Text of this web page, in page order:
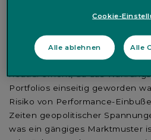
Länder kaum Wirkung zeigte.
Vor diesem Hintergrund haben
Engagement in der
neutral erhöht, da das
Portfolios einseitig geworden
Risiko von Performance-
Zeiten geopolitischer
was ein gängiges Marktmuster
Cookie-
Alle ablehnen Alle